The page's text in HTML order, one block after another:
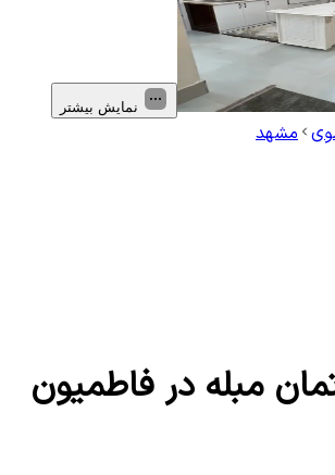
نمایش بیشتر
مشهد
مبله در فاطمیون